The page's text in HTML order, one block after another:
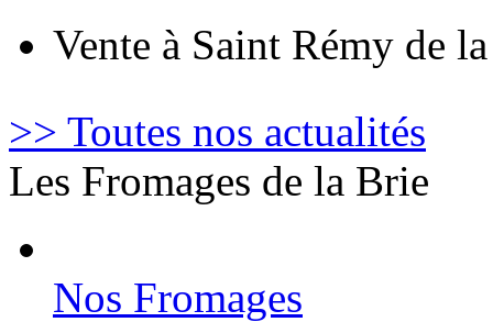
Vente à Saint Rémy de
>> Toutes nos actualités
Les Fromages de la Brie
Nos Fromages